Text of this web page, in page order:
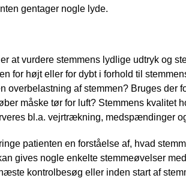
gentager nogle lyde.
at vurdere stemmens lydlige udtryk og
for højt eller for dybt i forhold til
overbelastning af stemmen? Bruges der
måske tør for luft? Stemmens kvalitet
bl.a. vejrtrækning, medspændinger
patienten en forståelse af, hvad
gives nogle enkelte stemmeøvelser
kontrolbesøg eller inden start af